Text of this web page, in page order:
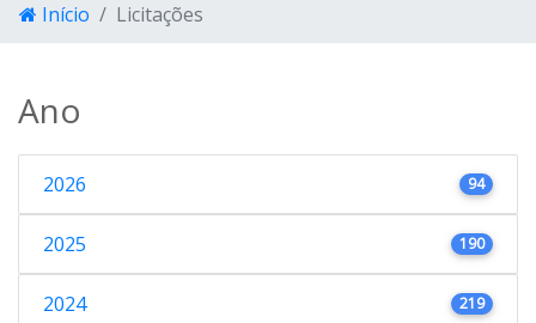
Início Licitações
Ano
2026 94
2025 190
2024 219